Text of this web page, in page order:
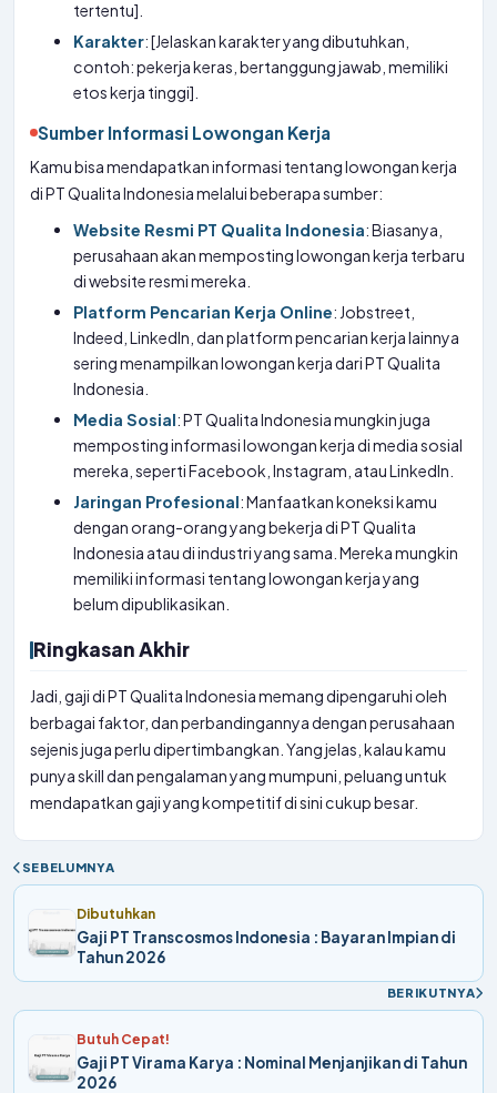
tertentu].
Karakter: [Jelaskan karakter yang dibutuhkan,
contoh: pekerja keras, bertanggung jawab, memiliki
etos kerja tinggi].
Sumber Informasi Lowongan Kerja
Kamu bisa mendapatkan informasi tentang lowongan kerja
di PT Qualita Indonesia melalui beberapa sumber:
Website Resmi PT Qualita Indonesia: Biasanya,
perusahaan akan memposting lowongan kerja terbaru
di website resmi mereka.
Platform Pencarian Kerja Online: Jobstreet,
Indeed, LinkedIn, dan platform pencarian kerja lainnya
sering menampilkan lowongan kerja dari PT Qualita
Indonesia.
Media Sosial: PT Qualita Indonesia mungkin juga
memposting informasi lowongan kerja di media sosial
mereka, seperti Facebook, Instagram, atau LinkedIn.
Jaringan Profesional: Manfaatkan koneksi kamu
dengan orang-orang yang bekerja di PT Qualita
Indonesia atau di industri yang sama. Mereka mungkin
memiliki informasi tentang lowongan kerja yang
belum dipublikasikan.
Ringkasan Akhir
Jadi, gaji di PT Qualita Indonesia memang dipengaruhi oleh
berbagai faktor, dan perbandingannya dengan perusahaan
sejenis juga perlu dipertimbangkan. Yang jelas, kalau kamu
punya skill dan pengalaman yang mumpuni, peluang untuk
mendapatkan gaji yang kompetitif di sini cukup besar.
SEBELUMNYA
Dibutuhkan
Gaji PT Transcosmos Indonesia : Bayaran Impian di
Tahun 2026
BERIKUTNYA
Butuh Cepat!
Gaji PT Virama Karya : Nominal Menjanjikan di Tahun
2026